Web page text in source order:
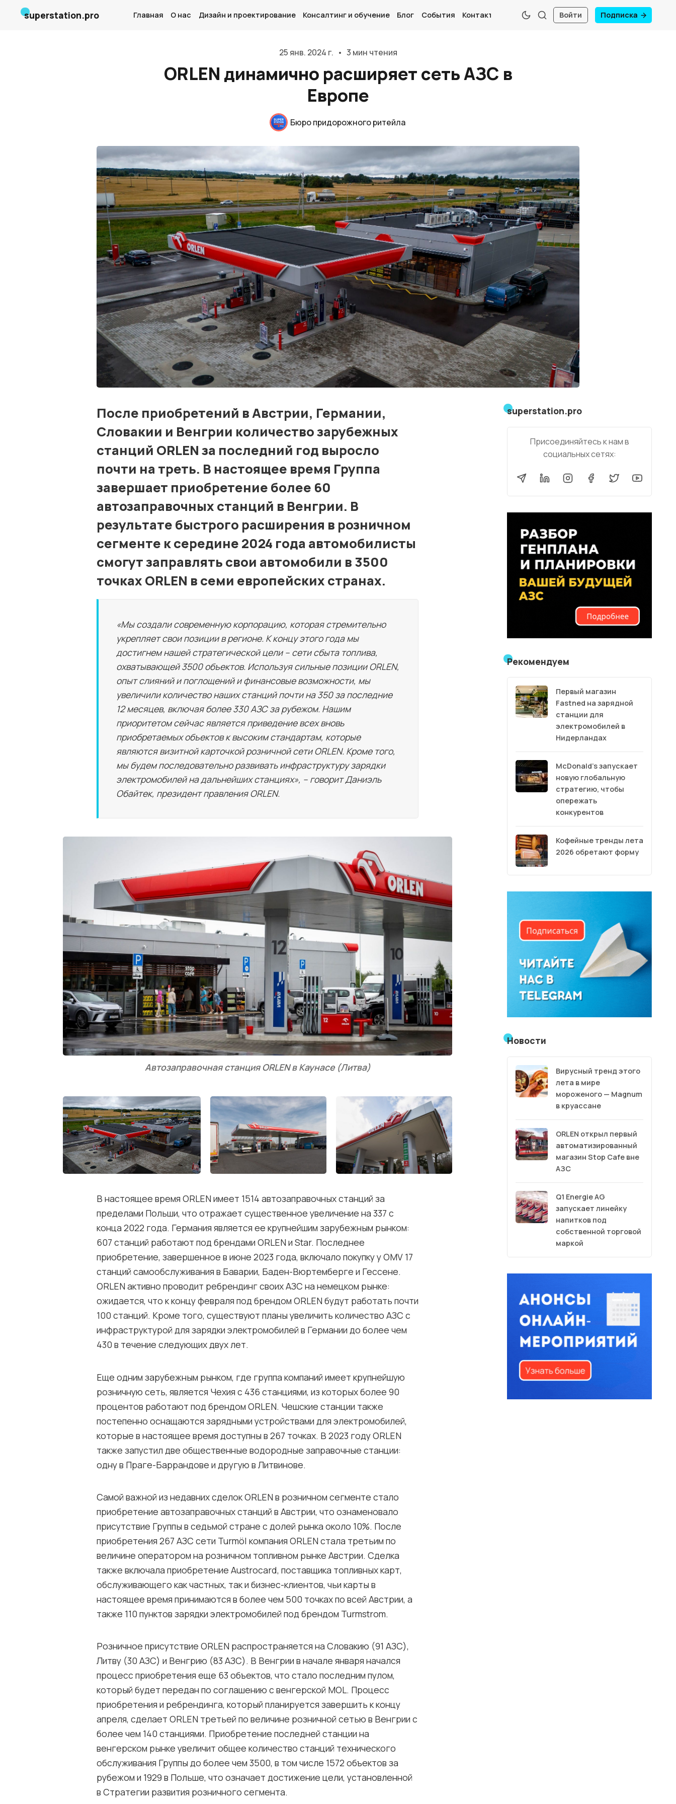
Главная
О нас
Консалтинг и обучение
Блог
События
Контакты
Лучшие АЗС мира
Мнения
Видео
Подписка
Условия использования материалов
Политика конфиденциальности и cookie
superstation.pro Главная О нас Дизайн и проектирование Консалтинг и обучение Блог События Контакты Войти Подписка
25 янв. 2024 г. • 3 мин чтения
ORLEN динамично расширяет сеть АЗС в
Европе
Бюро придорожного ритейла
После приобретений в Австрии, Германии,
Словакии и Венгрии количество зарубежных
станций ORLEN за последний год выросло
почти на треть. В настоящее время Группа
завершает приобретение более 60
автозаправочных станций в Венгрии. В
результате быстрого расширения в розничном
сегменте к середине 2024 года автомобилисты
смогут заправлять свои автомобили в 3500
точках ORLEN в семи европейских странах.
«Мы создали современную корпорацию, которая стремительно
укрепляет свои позиции в регионе. К концу этого года мы
достигнем нашей стратегической цели – сети сбыта топлива,
охватывающей 3500 объектов. Используя сильные позиции ORLEN,
опыт слияний и поглощений и финансовые возможности, мы
увеличили количество наших станций почти на 350 за последние
12 месяцев, включая более 330 АЗС за рубежом. Нашим
приоритетом сейчас является приведение всех вновь
приобретаемых объектов к высоким стандартам, которые
являются визитной карточкой розничной сети ORLEN. Кроме того,
мы будем последовательно развивать инфраструктуру зарядки
электромобилей на дальнейших станциях», – говорит Даниэль
Обайтек, президент правления ORLEN.
Автозаправочная станция ORLEN в Каунасе (Литва)
В настоящее время ORLEN имеет 1514 автозаправочных станций за
пределами Польши, что отражает существенное увеличение на 337 с
конца 2022 года. Германия является ее крупнейшим зарубежным рынком:
607 станций работают под брендами ORLEN и Star. Последнее
приобретение, завершенное в июне 2023 года, включало покупку у OMV 17
станций самообслуживания в Баварии, Баден-Вюртемберге и Гессене.
ORLEN активно проводит ребрендинг своих АЗС на немецком рынке:
ожидается, что к концу февраля под брендом ORLEN будут работать почти
100 станций. Кроме того, существуют планы увеличить количество АЗС с
инфраструктурой для зарядки электромобилей в Германии до более чем
430 в течение следующих двух лет.
Еще одним зарубежным рынком, где группа компаний имеет крупнейшую
розничную сеть, является Чехия с 436 станциями, из которых более 90
процентов работают под брендом ORLEN. Чешские станции также
постепенно оснащаются зарядными устройствами для электромобилей,
которые в настоящее время доступны в 267 точках. В 2023 году ORLEN
также запустил две общественные водородные заправочные станции:
одну в Праге-Баррандове и другую в Литвинове.
Самой важной из недавних сделок ORLEN в розничном сегменте стало
приобретение автозаправочных станций в Австрии, что ознаменовало
присутствие Группы в седьмой стране с долей рынка около 10%. После
приобретения 267 АЗС сети Turmöl компания ORLEN стала третьим по
величине оператором на розничном топливном рынке Австрии. Сделка
также включала приобретение Austrocard, поставщика топливных карт,
обслуживающего как частных, так и бизнес-клиентов, чьи карты в
настоящее время принимаются в более чем 500 точках по всей Австрии, а
также 110 пунктов зарядки электромобилей под брендом Turmstrom.
Розничное присутствие ORLEN распространяется на Словакию (91 АЗС),
Литву (30 АЗС) и Венгрию (83 АЗС). В Венгрии в начале января начался
процесс приобретения еще 63 объектов, что стало последним пулом,
который будет передан по соглашению с венгерской MOL. Процесс
приобретения и ребрендинга, который планируется завершить к концу
апреля, сделает ORLEN третьей по величине розничной сетью в Венгрии с
более чем 140 станциями. Приобретение последней станции на
венгерском рынке увеличит общее количество станций технического
обслуживания Группы до более чем 3500, в том числе 1572 объектов за
рубежом и 1929 в Польше, что означает достижение цели, установленной
в Стратегии развития розничного сегмента.
superstation.pro
Присоединяйтесь к нам в
социальных сетях:
Рекомендуем
Первый магазин
Fastned на зарядной
станции для
электромобилей в
Нидерландах
McDonald’s запускает
новую глобальную
стратегию, чтобы
опережать
конкурентов
Кофейные тренды лета
2026 обретают форму
Новости
Вирусный тренд этого
лета в мире
мороженого — Magnum
в круассане
ORLEN открыл первый
автоматизированный
магазин Stop Cafe вне
АЗС
Q1 Energie AG
запускает линейку
напитков под
собственной торговой
маркой